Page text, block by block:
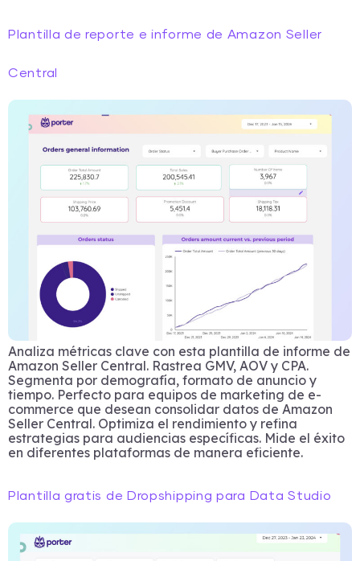
Plantilla de reporte e informe de Amazon Seller
Central
Analiza métricas clave con esta plantilla de informe de
Amazon Seller Central. Rastrea GMV, AOV y CPA.
Segmenta por demografía, formato de anuncio y
tiempo. Perfecto para equipos de marketing de e-
commerce que desean consolidar datos de Amazon
Seller Central. Optimiza el rendimiento y refina
estrategias para audiencias específicas. Mide el éxito
en diferentes plataformas de manera eficiente.
Plantilla gratis de Dropshipping para Data Studio